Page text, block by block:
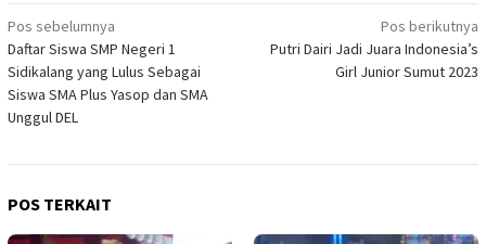
Navigasi
pos
Pos sebelumnya
Daftar Siswa SMP Negeri 1
Sidikalang yang Lulus Sebagai
Siswa SMA Plus Yasop dan SMA
Unggul DEL
Pos berikutnya
Putri Dairi Jadi Juara Indonesia’s
Girl Junior Sumut 2023
POS TERKAIT